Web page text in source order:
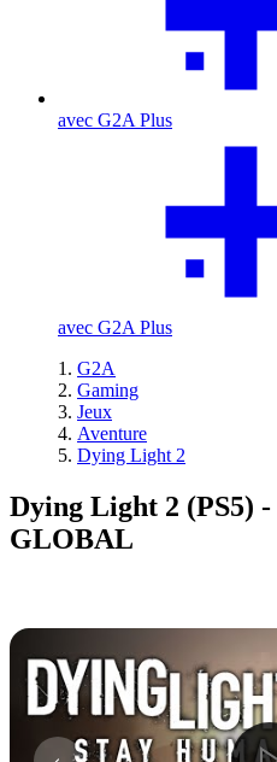
avec G2A Plus
avec G2A Plus
G2A
Gaming
Jeux
Aventure
Dying Light 2
Dying Light 2 (PS5)
GLOBAL